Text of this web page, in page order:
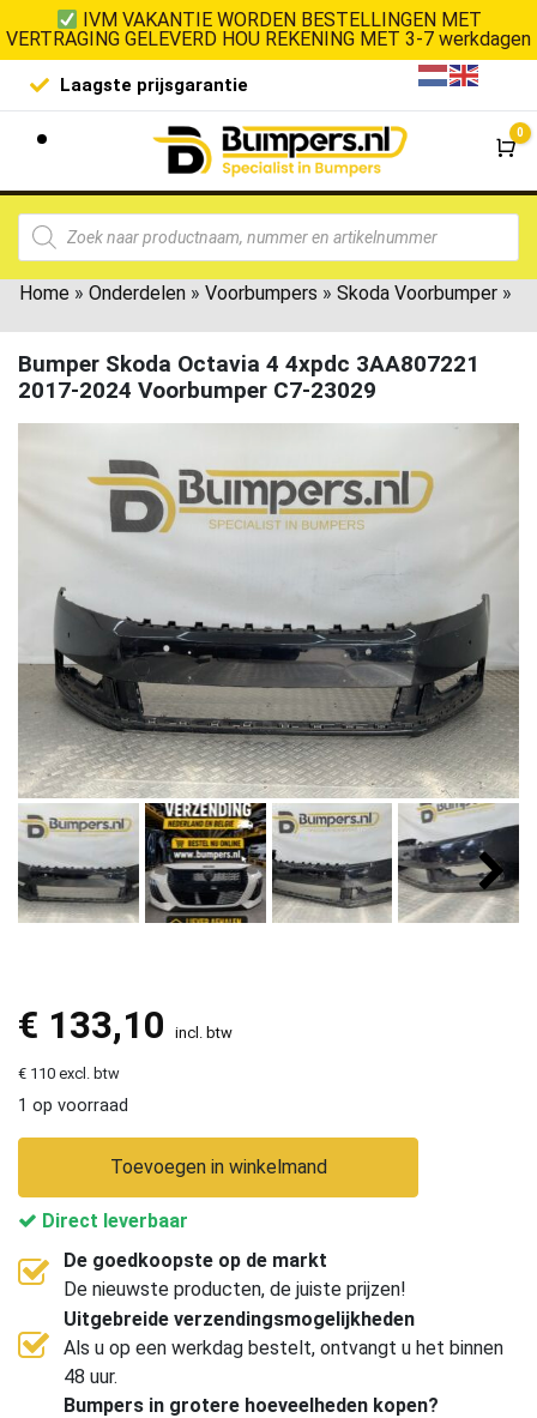
IVM VAKANTIE WORDEN BESTELLINGEN MET
VERTRAGING GELEVERD HOU REKENING MET 3-7 werkdagen
Laagste prijsgarantie De
0
Home » Onderdelen » Voorbumpers » Skoda Voorbumper »
Bumper Skoda Octavia 4 4xpdc 3AA807221
2017-2024 Voorbumper C7-23029
€ 133,10 incl. btw
€ 110 excl. btw
1 op voorraad
Toevoegen in winkelmand
Direct leverbaar
De goedkoopste op de markt
De nieuwste producten, de juiste prijzen!
Uitgebreide verzendingsmogelijkheden
Als u op een werkdag bestelt, ontvangt u het binnen
48 uur.
Bumpers in grotere hoeveelheden kopen?